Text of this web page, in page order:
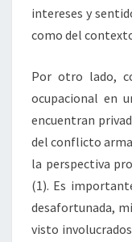
intereses y
como del
Por otro lado,
ocupacional en
encuentran
del conflicto
la perspectiva
(1). Es
desafortunada,
visto